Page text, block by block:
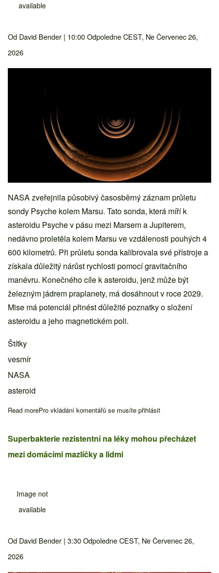
available
Od David Bender | 10:00 Odpoledne CEST, Ne Červenec 26,
2026
NASA zveřejnila působivý časosběrný záznam průletu
sondy Psyche kolem Marsu. Tato sonda, která míří k
asteroidu Psyche v pásu mezi Marsem a Jupiterem,
nedávno proletěla kolem Marsu ve vzdálenosti pouhých 4
600 kilometrů. Při průletu sonda kalibrovala své přístroje a
získala důležitý nárůst rychlosti pomocí gravitačního
manévru. Konečného cíle k asteroidu, jenž může být
železným jádrem praplanety, má dosáhnout v roce 2029.
Mise má potenciál přinést důležité poznatky o složení
asteroidu a jeho magnetickém poli.
Štítky
vesmír
NASA
asteroid
Read moreabout NASA odhalila psychedelické snímky Marsu z mise
Pro vkládání komentářů se musíte přihlásit
Superbakterie rezistentní na léky mohou přecházet
mezi domácími mazlíčky a lidmi
Image not
available
Od David Bender | 3:30 Odpoledne CEST, Ne Červenec 26,
2026